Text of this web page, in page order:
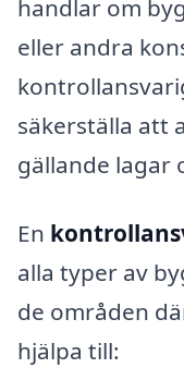
handlar om
eller andra
säkerställa att
gällande lagar
En
alla typer av
de områden
hjälpa till: